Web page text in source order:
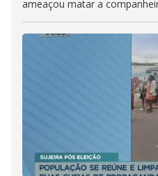
ameaçou matar a